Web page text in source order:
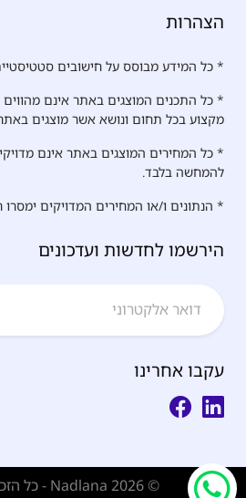
הצהרות
* כל המידע מבוסס על חישובים
* כל התכנים המוצגים באתר אינם מהווים
מקצוע בכל תחום ונושא אשר מוצגים
* כל המחירים המוצגים באתר אינם
להמחשה בלבד.
* הנתונים ו/או המחירים המדויקים
הירשמו לחדשות ועדכונים
עקבו אחרינו
© Nadlana 2026 - כל הזכויות שמורות